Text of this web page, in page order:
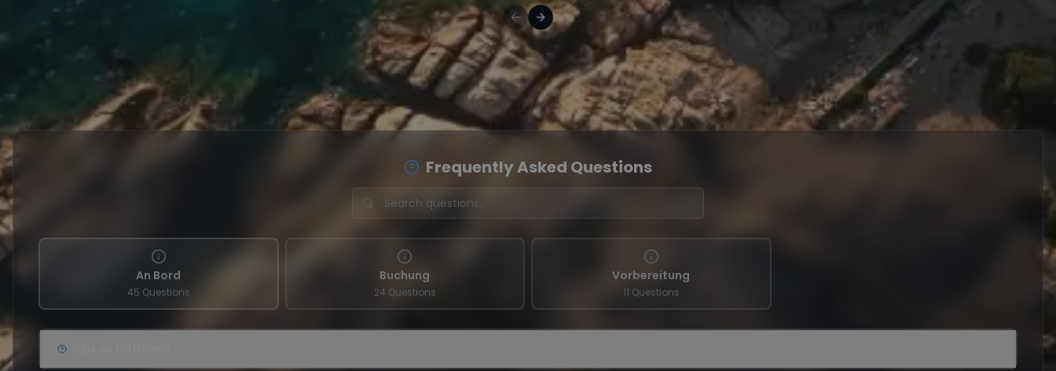
Frequently Asked Questions
An Bord
45 Questions
Buchung
24 Questions
Vorbereitung
11 Questions